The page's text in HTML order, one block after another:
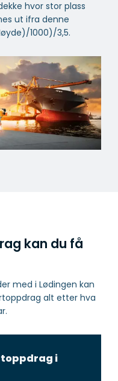
hvor stor plass
ut ifra denne
1000)/3,5.
kan du få
med i Lødingen kan
alt etter hva
i